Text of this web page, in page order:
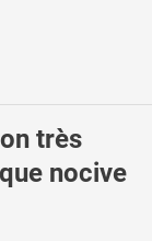
très
nocive